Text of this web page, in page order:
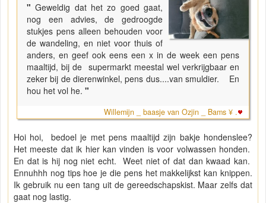
"Geweldig dat het zo goed gaat,
nog een advies, de gedroogde
stukjes pens alleen behouden voor
de wandeling, en niet voor thuis of
anders, en geef ook eens een x in de week een pens
maaltijd, bij de supermarkt meestal wel verkrijgbaar en
zeker bij de dierenwinkel, pens dus....van smuldier. En
hou het vol he. "
Willemijn _ baasje van Ozjin _ Bams ¥ .
Hoi hoi, bedoel je met pens maaltijd zijn bakje hondenslee?
Het meeste dat ik hier kan vinden is voor volwassen honden.
En dat is hij nog niet echt. Weet niet of dat dan kwaad kan.
Ennuhhh nog tips hoe je die pens het makkelijkst kan knippen.
Ik gebruik nu een tang uit de gereedschapskist. Maar zelfs dat
gaat nog lastig.